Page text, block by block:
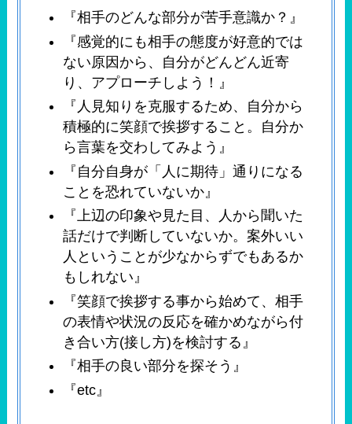
『相手のどんな部分が苦手意識か？』
『感覚的にも相手の態度が好意的では
ない原因から、自分がどんどん近寄
り、アプローチしよう！』
『人見知りを克服するため、自分から
積極的に笑顔で挨拶すること。自分か
ら言葉を交わしてみよう』
『自分自身が「人に期待」通りになる
ことを恐れていないか』
『上辺の印象や見た目、人から聞いた
話だけで判断していないか。案外いい
人ということが少なからずでもあるか
もしれない』
『笑顔で挨拶する事から始めて、相手
の表情や状況の反応を確かめながら付
き合い方(接し方)を検討する』
『相手の良い部分を探そう』
『etc』